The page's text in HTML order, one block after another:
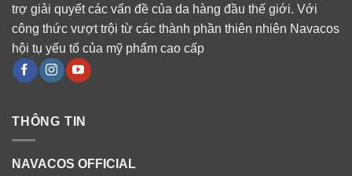
trợ giải quyết các vấn đề của da hàng đầu thế giới. Với
công thức vượt trội từ các thành phần thiên nhiên Navacos
hội tụ yếu tố của mỹ phẩm cao cấp
THÔNG TIN
NAVACOS OFFICIAL